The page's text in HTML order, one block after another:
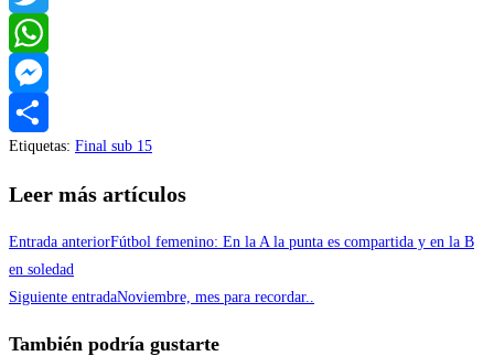
Twitter
WhatsApp
Messenger
Compartir
Etiquetas: Final sub 15
Leer más artículos
Entrada anteriorFútbol femenino: En la A la punta es compartida y en la B
en soledad
Siguiente entradaNoviembre, mes para recordar..
También podría gustarte